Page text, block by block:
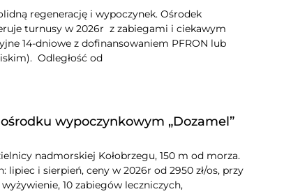
regenerację i wypoczynek. Ośrodek
turnusy w 2026r z zabiegami i ciekawym
14-dniowe z dofinansowaniem PFRON lub
Odległość od
wypoczynkowym „Dozamel”
nadmorskiej Kołobrzegu, 150 m od morza.
i sierpień, ceny w 2026r od 2950 zł/os, przy
10 zabiegów leczniczych,